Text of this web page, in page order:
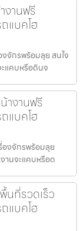
งานฟรี
แบคโฮ
จักรพร้อมลุย สนใจ
แคบหรือดินจ
างานฟรี
แบคโฮ
องจักรพร้อมลุย
านจะแคบหรือด
ที่รวดเร็ว
แบคโฮ